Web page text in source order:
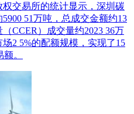
交易所的统计显示，深圳碳
51万吨，总成交金额约13
CCER）成交量约2023 36万
2 5%的配额规模，实现了15
。